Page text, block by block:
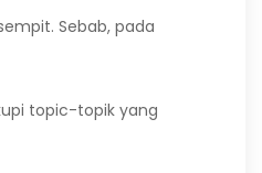
Sebab, pada
topic-topik yang